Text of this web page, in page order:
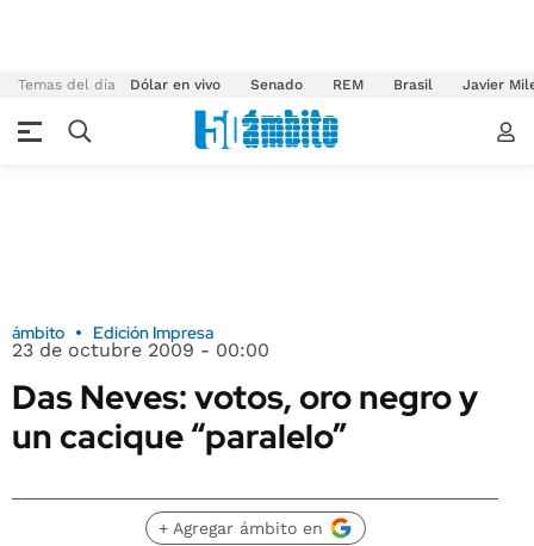
Temas del día Dólar en vivo Senado REM Brasil Javier
ámbito Edición Impresa
23 de octubre 2009 - 00:00
Das Neves: votos, oro negro y
un cacique “paralelo”
+ Agregar ámbito en